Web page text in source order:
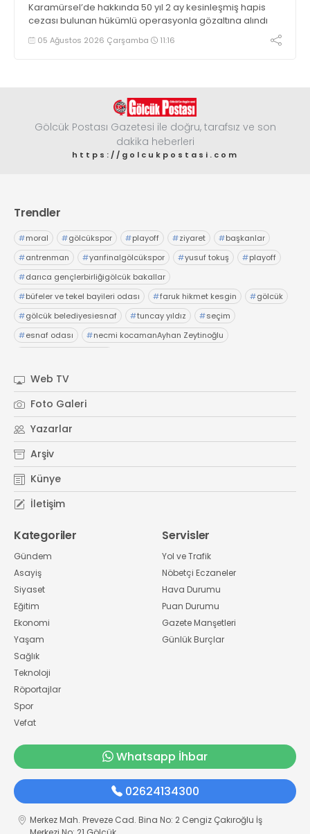
Karamürsel’de hakkında 50 yıl 2 ay kesinleşmiş hapis
cezası bulunan hükümlü operasyonla gözaltına alındı
05 Ağustos 2026 Çarşamba 11:16
Gölcük Postası Gazetesi ile doğru, tarafsız ve son
dakika heberleri
https://golcukpostasi.com
Trendler
#moral #gölcükspor #playoff #ziyaret #başkanlar
#antrenman #yarıfinalgölcükspor #yusuf tokuş #playoff
#darıca gençlerbirliğigölcük bakallar
#büfeler ve tekel bayileri odası #faruk hikmet kesgin #gölcük
#gölcük belediyesiesnaf #tuncay yıldız #seçim
#esnaf odası #necmi kocamanAyhan Zeytinoğlu
Web TV
Foto Galeri
Yazarlar
Arşiv
Künye
İletişim
Kategoriler
Gündem
Asayiş
Siyaset
Eğitim
Ekonomi
Yaşam
Sağlık
Teknoloji
Röportajlar
Spor
Vefat
Servisler
Yol ve Trafik
Nöbetçi Eczaneler
Hava Durumu
Puan Durumu
Gazete Manşetleri
Günlük Burçlar
Whatsapp İhbar
02624134300
Merkez Mah. Preveze Cad. Bina No: 2 Cengiz Çakıroğlu İş